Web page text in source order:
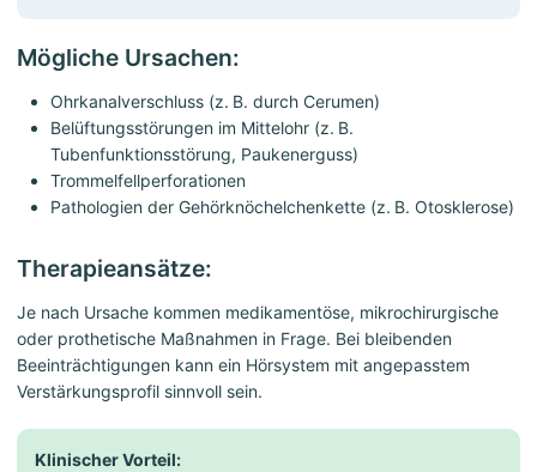
Mögliche Ursachen:
Ohrkanalverschluss (z. B. durch Cerumen)
Belüftungsstörungen im Mittelohr (z. B.
Tubenfunktionsstörung, Paukenerguss)
Trommelfellperforationen
Pathologien der Gehörknöchelchenkette (z. B. Otosklerose)
Therapieansätze:
Je nach Ursache kommen medikamentöse, mikrochirurgische
oder prothetische Maßnahmen in Frage. Bei bleibenden
Beeinträchtigungen kann ein Hörsystem mit angepasstem
Verstärkungsprofil sinnvoll sein.
Klinischer Vorteil: